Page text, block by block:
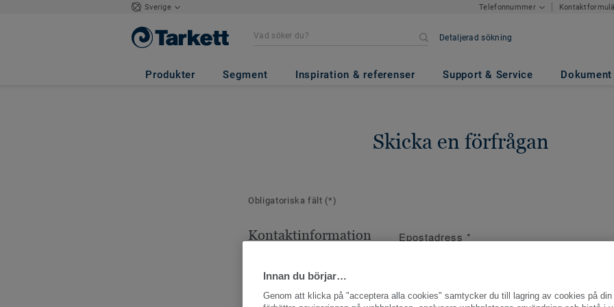
Sverige Telefonnummer
Detaljerad sökning
Produkter Segment Inspiration & referenser Support & Service Dokument
Skicka en förfrågan
Obligatoriska fält (*)
Kontaktinformation Epostadress *
Innan du börjar…
Genom att klicka på "acceptera alla cookies" samtycker du till lagring av cookies på